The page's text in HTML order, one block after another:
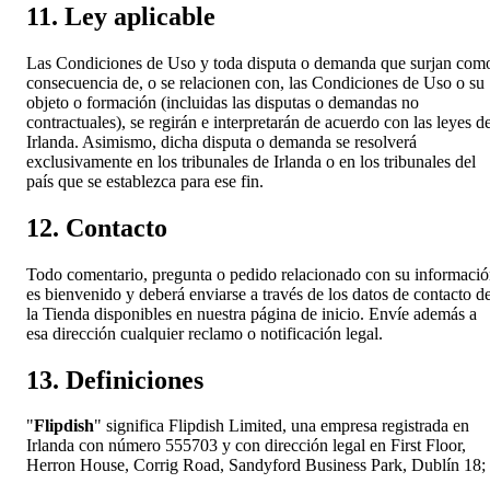
11. Ley aplicable
Las Condiciones de Uso y toda disputa o demanda que surjan
consecuencia de, o se relacionen con, las Condiciones de Uso o su
objeto o formación (incluidas las disputas o demandas no
contractuales), se regirán e interpretarán de acuerdo con las leyes
Irlanda. Asimismo, dicha disputa o demanda se resolverá
exclusivamente en los tribunales de Irlanda o en los tribunales del
país que se establezca para ese fin.
12. Contacto
Todo comentario, pregunta o pedido relacionado con su
es bienvenido y deberá enviarse a través de los datos de contacto
la Tienda disponibles en nuestra página de inicio. Envíe además a
esa dirección cualquier reclamo o notificación legal.
13. Definiciones
"Flipdish" significa Flipdish Limited, una empresa registrada en
Irlanda con número 555703 y con dirección legal en First Floor,
Herron House, Corrig Road, Sandyford Business Park, Dublín 18;